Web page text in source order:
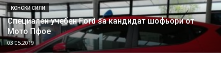
КОНСКИ СИЛИ
Специален учебен Ford за кандидат шофьори от
Мото Пфое
03.05.2019